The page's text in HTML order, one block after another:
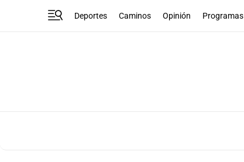
Deportes Caminos Opinión Programas